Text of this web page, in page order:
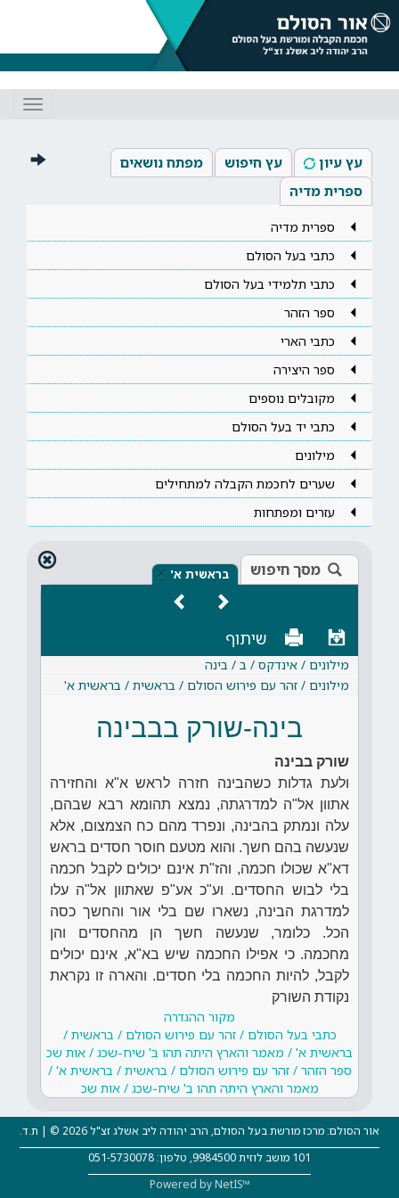
עץ עיון עץ חיפוש
מפתח נושאים
ספרית מדיה
ספרית מדיה
כתבי בעל הסולם
כתבי תלמידי בעל הסולם
ספר הזהר
כתבי הארי
ספר היצירה
מקובלים נוספים
כתבי יד בעל הסולם
מילונים
שערים לחכמת הקבלה למתחילים
עזרים ומפתחות
מסך חיפוש בראשית א' ×
שיתוף
מילונים / אינדקס / ב / בינה
מילונים / זהר עם פירוש הסולם / בראשית / בראשית א'
בינה-שורק בבבינה
שורק בבינה
ולעת גדלות כשהבינה חזרה לראש א"א והחזירה
אתוון אל"ה למדרגתה, נמצא תהומא רבא שבהם,
עלה ונמתק בהבינה, ונפרד מהם כח הצמצום, אלא
שנעשה בהם חשך. והוא מטעם חוסר חסדים בראש
דא"א שכולו חכמה, והז"ת אינם יכולים לקבל חכמה
בלי לבוש החסדים. וע"כ אע"פ שאתוון אל"ה עלו
למדרגת הבינה, נשארו שם בלי אור והחשך כסה
הכל. כלומר, שנעשה חשך הן מהחסדים והן
מחכמה. כי אפילו החכמה שיש בא"א, אינם יכולים
לקבל, להיות החכמה בלי חסדים. והארה זו נקראת
נקודת השורק
מקור ההגדרה
כתבי בעל הסולם / זהר עם פירוש הסולם / בראשית /
בראשית א' / מאמר והארץ היתה תהו ב' שיח-שכג / אות שכ
ספר הזהר / זהר עם פירוש הסולם / בראשית / בראשית א' /
מאמר והארץ היתה תהו ב' שיח-שכג / אות שכ
אור הסולם: מרכז מורשת בעל הסולם, הרב יהודה ליב אשלג זצ"ל 2026 © | ת.ד.
101 מושב לוזית 9984500, טלפון: 051-5730078
Powered by NetIS™